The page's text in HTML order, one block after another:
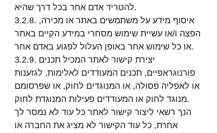
להטריד אדם אחר בכל דרך שהיא.
3.2.8. איסוף מידע על משתמשים באתר או מכירה,
הפצה ו/או עשיית שימוש מסחרי במידע הקיים באתר
או כל שימוש אחר באופן העלול לפגוע באדם אחר.
3.2.9. יצירת קישור לאתר המכיל תכנים
פורנוגראפיים, תכנים המעודדים לאלימות, לגזענות
או לאפליה פסולה, או המנוגדים לחוק, או שפרסומם
מנוגד לחוק או המעודדים פעילות המנוגדת לחוק.
הנך רשאי ליצור קישור לאתר כל עוד לא נמסר לך
אחרת, כל עוד הקישור לא מציג את החברה או